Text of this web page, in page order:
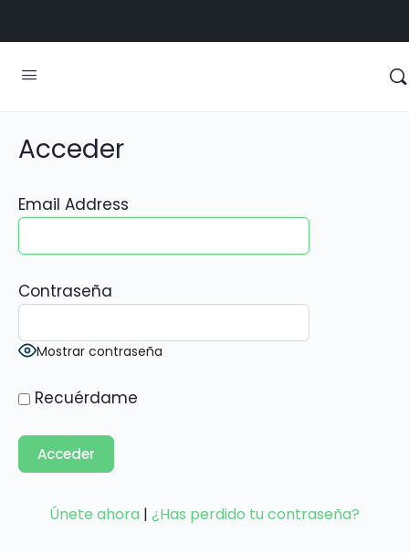
Acceder
Email Address
Contraseña
Mostrar contraseña
Recuérdame
Únete ahora | ¿Has perdido tu contraseña?